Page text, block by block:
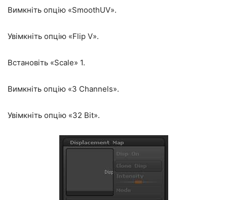
Вимкніть опцію «SmoothUV».
Увімкніть опцію «Flip V».
Встановіть «Scale» 1.
Вимкніть опцію «3 Channels».
Увімкніть опцію «32 Bit».